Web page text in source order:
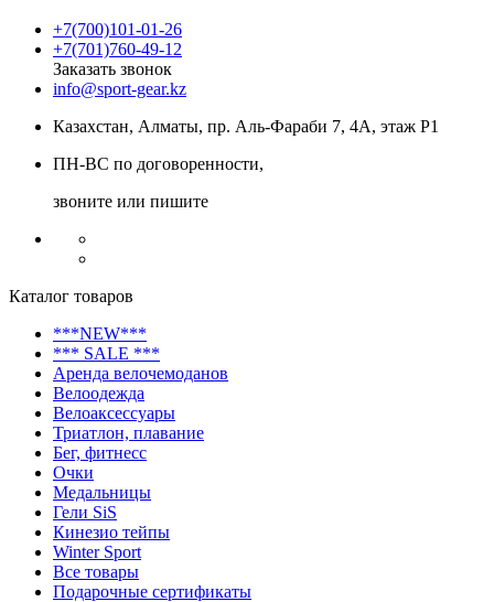
+7(700)101-01-26
+7(701)760-49-12
Заказать звонок
info@sport-gear.kz
Казахстан, Алматы, пр. Аль-Фараби 7, 4А, этаж Р1
ПН-ВС по договоренности,
звоните или пишите
Каталог товаров
***NEW***
*** SALE ***
Аренда велочемоданов
Велоодежда
Велоаксессуары
Триатлон, плавание
Бег, фитнесс
Очки
Медальницы
Гели SiS
Кинезио тейпы
Winter Sport
Все товары
Подарочные сертификаты